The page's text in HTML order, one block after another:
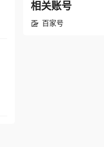
相关账号
百家号